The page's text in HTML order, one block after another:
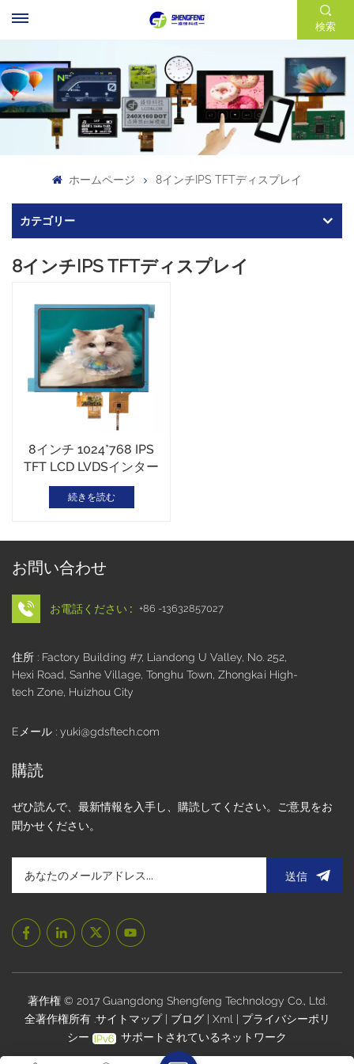
検索
ホームページ 8インチIPS TFTディスプレイ
カテゴリー
8インチIPS TFTディスプレイ
8インチ 1024*768 IPS
TFT LCD LVDSインター
フェース CTPタッチ光学
接合
続きを読む
お問い合わせ
お電話ください : +86 -13632857027
住所 : Factory Building #7, Liandong U Valley, No. 252,
Hexi Road, Sanhe Village, Tonghu Town, Zhongkai High-
tech Zone, Huizhou City
Eメール : yuki@gdsftech.com
購読
ぜひ読んで、最新情報を入手し、購読してください。ご意見をお
聞かせください。
送信
著作権 © 2017 Guangdong Shengfeng Technology Co., Ltd.
全著作権所有 .サイトマップ ブログ Xml| プライバシーポリ
シー
サポートされているネットワーク